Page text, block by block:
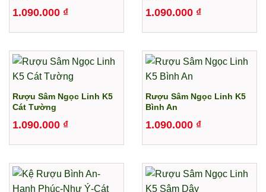
1.090.000 ₫ 1.090.000 ₫
Rượu Sâm Ngọc Linh K5
Cát Tường
1.090.000 ₫
Rượu Sâm Ngọc Linh K5
Bình An
1.090.000 ₫